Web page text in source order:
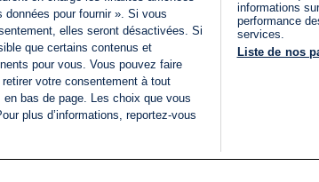
pour fournir ». Si vous
elles seront désactivées. Si
que certains contenus et
pour vous. Vous pouvez faire
votre consentement à tout
bas de page. Les choix que vous
plus d’informations, reportez-vous
informations
performance
services.
Liste de nos